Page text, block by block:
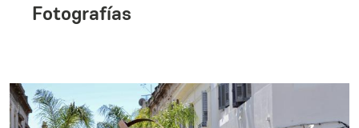
Fotografías